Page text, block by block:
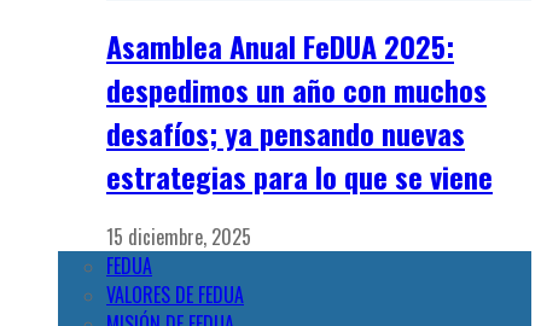
Asamblea Anual FeDUA 2025:
despedimos un año con muchos
desafíos; ya pensando nuevas
estrategias para lo que se viene
15 diciembre, 2025
FEDUA
VALORES DE FEDUA